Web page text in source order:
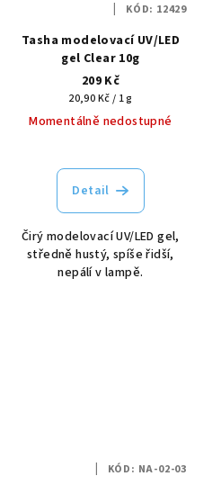
Tasha modelovací UV/LED
gel Clear 10g
209 Kč
Měrná
cena:
20,90 Kč / 1 g
Momentálně nedostupné
Detail
Čirý modelovací UV/LED gel,
středně hustý, spíše řidší,
nepálí v lampě.
KÓD: 12429
KÓD: NA-02-03